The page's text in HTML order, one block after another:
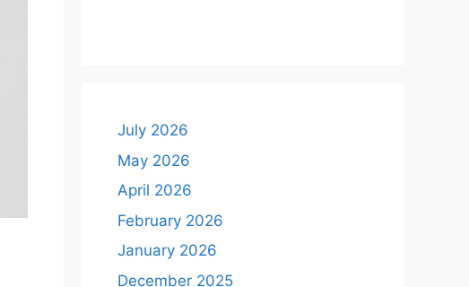
July 2026
May 2026
April 2026
February 2026
January 2026
December 2025